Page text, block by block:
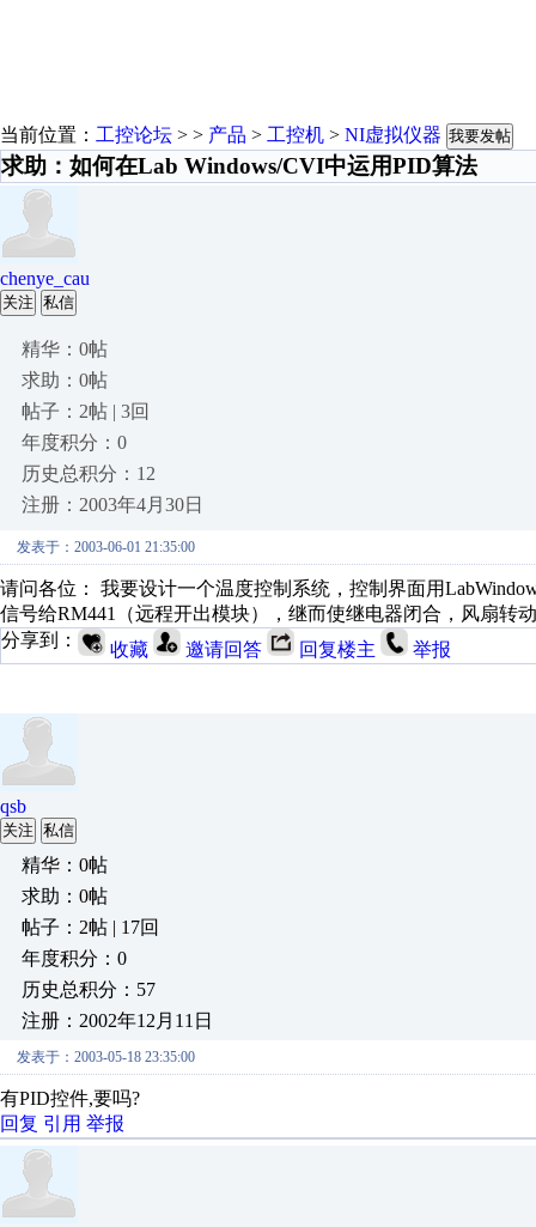
当前位置： 工控论坛 > > 产品 > 工控机 > NI虚拟仪器 我要发帖
求助：如何在Lab Windows/CVI中运用PID算法
chenye_cau
关注 私信
精华：0帖
求助：0帖
帖子：2帖 | 3回
年度积分：0
历史总积分：12
注册：2003年4月30日
发表于：2003-06-01 21:35:00
请问各位： 我要设计一个温度控制系统，控制界面用
信号给RM441（远程开出模块），继而使继电器闭合，风扇转
分享到：
收藏 邀请回答 回复楼主 举报
qsb
关注 私信
精华：0帖
求助：0帖
帖子：2帖 | 17回
年度积分：0
历史总积分：57
注册：2002年12月11日
发表于：2003-05-18 23:35:00
有PID控件,要吗?
回复 引用 举报